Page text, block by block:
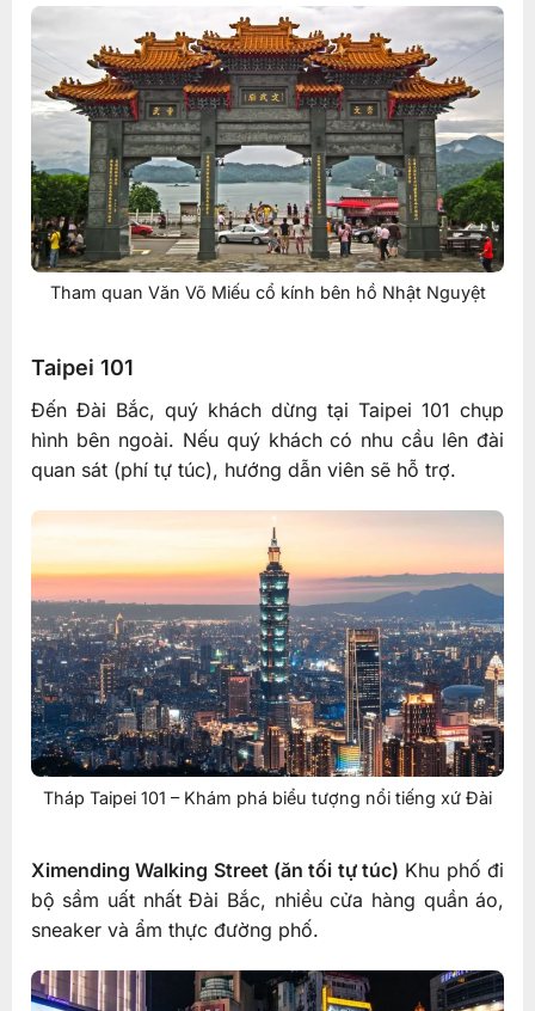
Tham quan Văn Võ Miếu cổ kính bên hồ Nhật Nguyệt
Taipei 101
Đến Đài Bắc, quý khách dừng tại Taipei 101 chụp
hình bên ngoài. Nếu quý khách có nhu cầu lên đài
quan sát (phí tự túc), hướng dẫn viên sẽ hỗ trợ.
Tháp Taipei 101 – Khám phá biểu tượng nổi tiếng xứ Đài
Ximending Walking Street (ăn tối tự túc) Khu phố đi
bộ sầm uất nhất Đài Bắc, nhiều cửa hàng quần áo,
sneaker và ẩm thực đường phố.